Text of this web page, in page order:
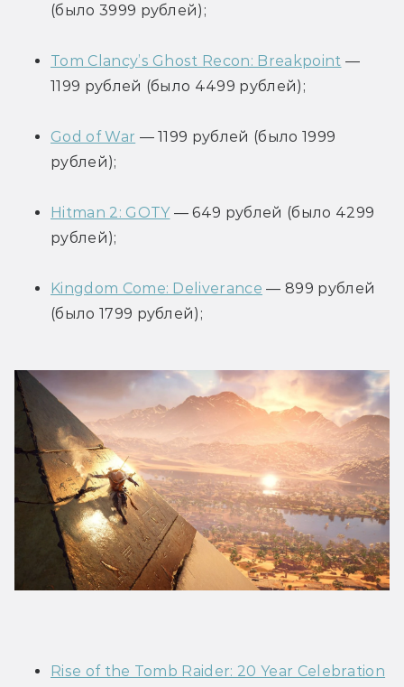
(было 3999 рублей);
Tom Clancy’s Ghost Recon: Breakpoint —
1199 рублей (было 4499 рублей);
God of War — 1199 рублей (было 1999
рублей);
Hitman 2: GOTY — 649 рублей (было 4299
рублей);
Kingdom Come: Deliverance — 899 рублей
(было 1799 рублей);
Rise of the Tomb Raider: 20 Year Celebration